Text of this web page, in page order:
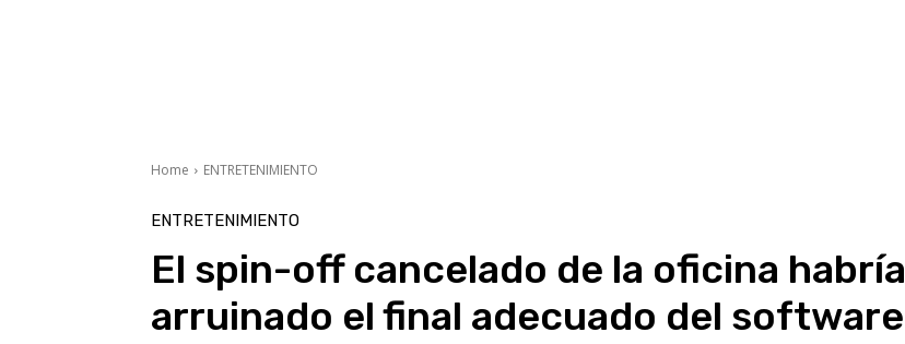
Home ENTRETENIMIENTO
ENTRETENIMIENTO
El spin-off cancelado de la oficina habría
arruinado el final adecuado del software